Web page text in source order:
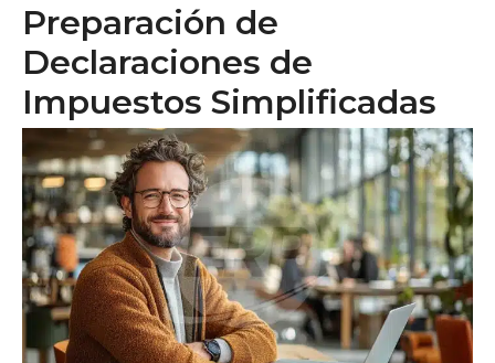
Preparación de
Declaraciones de
Impuestos Simplificadas